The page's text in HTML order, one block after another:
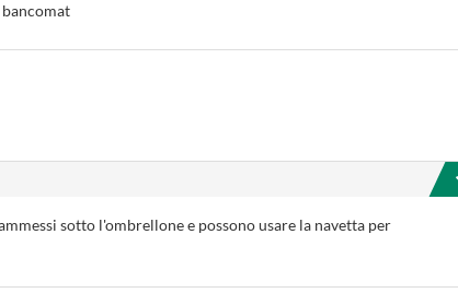
bancomat
sotto l'ombrellone e possono usare la navetta per